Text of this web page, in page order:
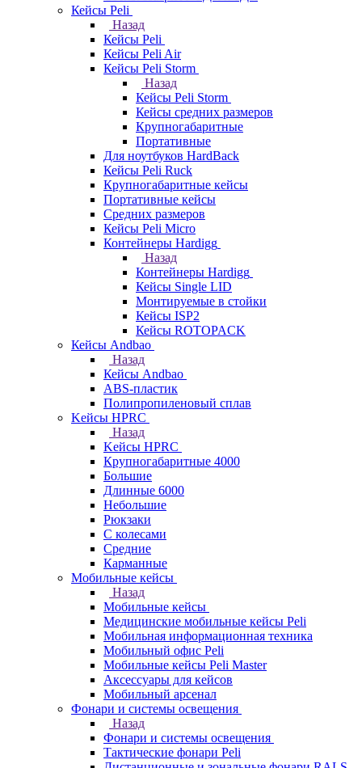
Кейсы Peli
Назад
Кейсы Peli
Кейсы Peli Air
Кейсы Peli Storm
Назад
Кейсы Peli Storm
Кейсы средних размеров
Крупногабаритные
Портативные
Для ноутбуков HardBack
Кейсы Peli Ruck
Крупногабаритные кейсы
Портативные кейсы
Средних размеров
Кейсы Peli Micro
Контейнеры Hardigg
Назад
Контейнеры Hardigg
Кейсы Single LID
Монтируемые в стойки
Кейсы ISP2
Кейсы ROTOPACK
Кейсы Andbao
Назад
Кейсы Andbao
ABS-пластик
Полипропиленовый сплав
Kейсы HPRC
Назад
Kейсы HPRC
Крупногабаритные 4000
Большие
Длинные 6000
Небольшие
Рюкзаки
С колесами
Средние
Карманные
Мобильные кейсы
Назад
Мобильные кейсы
Медицинские мобильные кейсы Peli
Мобильная информационная техника
Мобильный офис Peli
Мобильные кейсы Peli Master
Аксессуары для кейсов
Мобильный арсенал
Фонари и системы освещения
Назад
Фонари и системы освещения
Тактические фонари Peli